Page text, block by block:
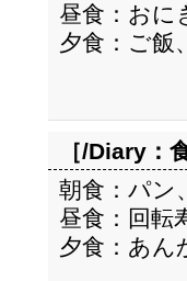
昼食：おに
夕食：ご飯
［/Diary：
朝食：パン
昼食：回転
夕食：あん